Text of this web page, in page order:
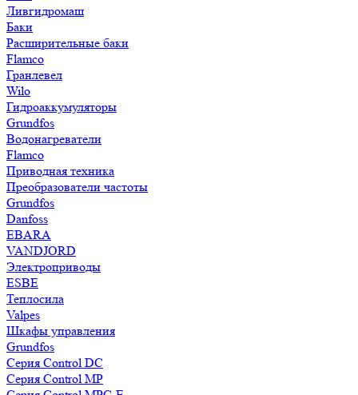
Ливгидромаш
Баки
Расширительные баки
Flamco
Гранлевел
Wilo
Гидроаккумуляторы
Grundfos
Водонагреватели
Flamco
Приводная техника
Преобразователи частоты
Grundfos
Danfoss
EBARA
VANDJORD
Электроприводы
ESBE
Теплосила
Valpes
Шкафы управления
Grundfos
Серия Control DC
Серия Control MP